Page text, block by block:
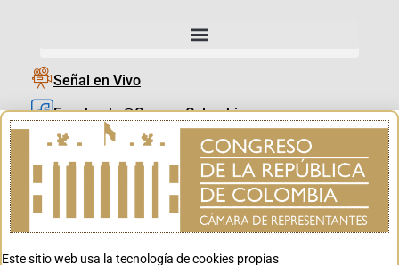
Señal en Vivo
Facebook_@CamaraColombia
Instagram_@CamaraColombia
X_@CamaraColombia
Youtube_@CamaraColombia
Este sitio web usa la tecnología de cookies propias